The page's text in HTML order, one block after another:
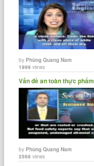
byPhùng Quang Nam
1999 views
Vấn đề an toàn thực
byPhùng Quang Nam
2568 views